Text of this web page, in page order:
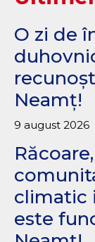
O zi de
Neamț!
9 august 2026
climatic
este